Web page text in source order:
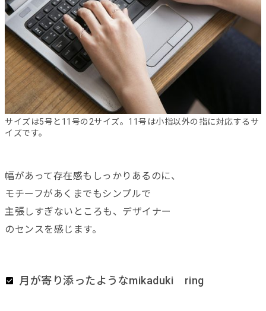
サイズは5号と11号の2サイズ。11号は小指以外の指に対応するサ
イズです。
幅があって存在感もしっかりあるのに、
モチーフがあくまでもシンプルで
主張しすぎないところも、デザイナー
のセンスを感じます。
月が寄り添ったようなmikaduki ring